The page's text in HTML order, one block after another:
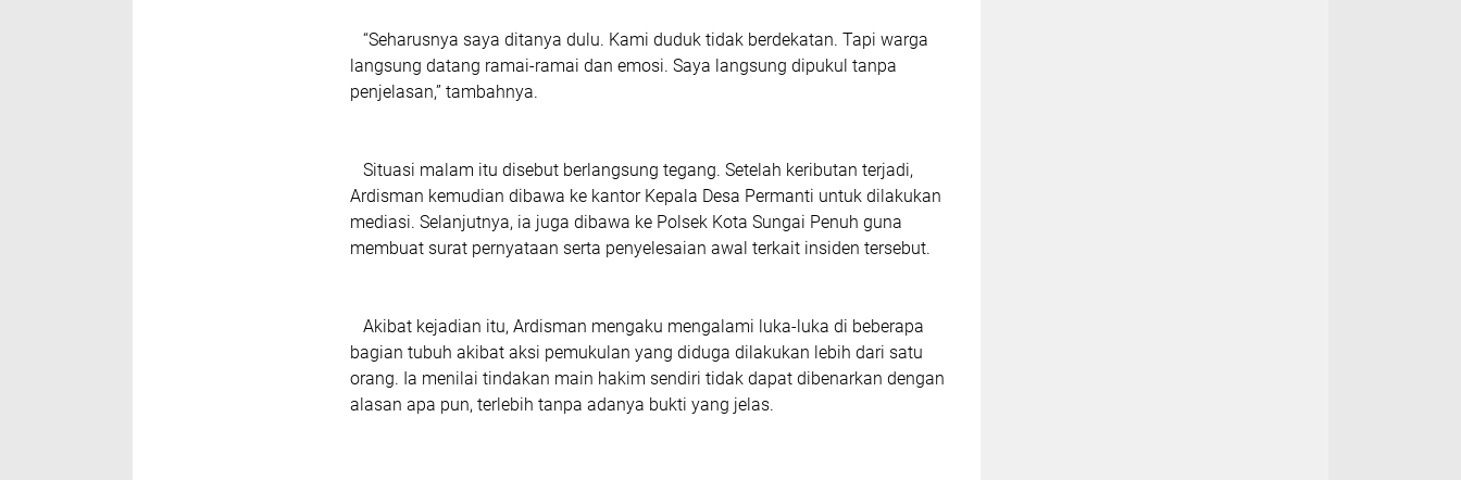
“Seharusnya saya ditanya dulu. Kami duduk tidak berdekatan. Tapi warga
langsung datang ramai-ramai dan emosi. Saya langsung dipukul tanpa
penjelasan,” tambahnya.
Situasi malam itu disebut berlangsung tegang. Setelah keributan terjadi,
Ardisman kemudian dibawa ke kantor Kepala Desa Permanti untuk dilakukan
mediasi. Selanjutnya, ia juga dibawa ke Polsek Kota Sungai Penuh guna
membuat surat pernyataan serta penyelesaian awal terkait insiden tersebut.
Akibat kejadian itu, Ardisman mengaku mengalami luka-luka di beberapa
bagian tubuh akibat aksi pemukulan yang diduga dilakukan lebih dari satu
orang. Ia menilai tindakan main hakim sendiri tidak dapat dibenarkan dengan
alasan apa pun, terlebih tanpa adanya bukti yang jelas.